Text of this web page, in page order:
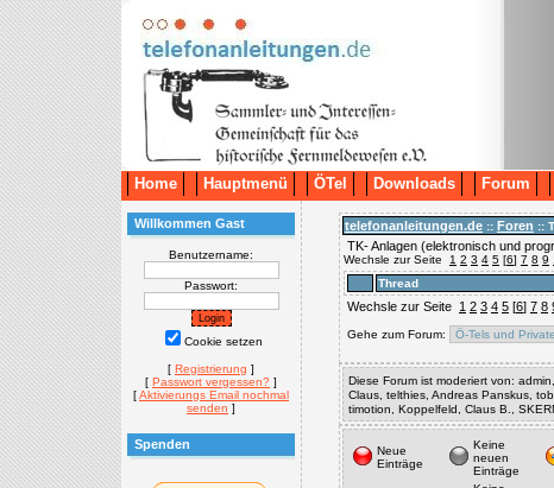
Home Hauptmenü ÖTel Downloads Forum
Willkommen Gast
Benutzername:
Passwort:
Cookie setzen
[ Registrierung ]
[ Passwort vergessen? ]
[Aktivierungs Email nochmal
senden ]
Spenden
telefonanleitungen.de :: Foren ::
TK- Anlagen (elektronisch und
Wechsle zur Seite 1 2 3 4 5 [6] 7 8 9
Thread
Wechsle zur Seite 1 2 3 4 5 [6] 7 8
Gehe zum Forum:
Diese Forum ist moderiert von:
Claus, telthies, Andreas Panskus,
timotion, Koppelfeld, Claus B.,
Neue
Einträge
Keine
neuen
Einträge